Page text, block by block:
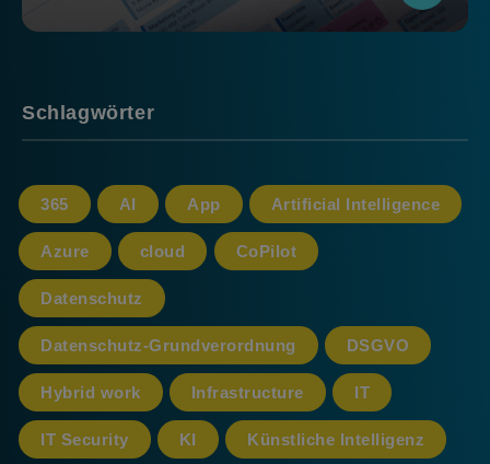
Schlagwörter
365 AI App Artificial Intelligence
Azure cloud CoPilot
Datenschutz
Datenschutz-Grundverordnung DSGVO
Hybrid work Infrastructure IT
IT Security KI Künstliche Intelligenz